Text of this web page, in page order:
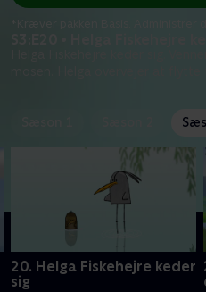
20. Helga Fiskehejre keder
sig